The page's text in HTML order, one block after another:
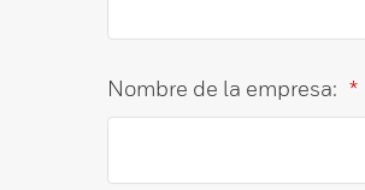
*
Nombre de la empresa: